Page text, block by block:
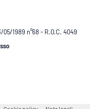
1989 n°68 - R.O.C. 4049